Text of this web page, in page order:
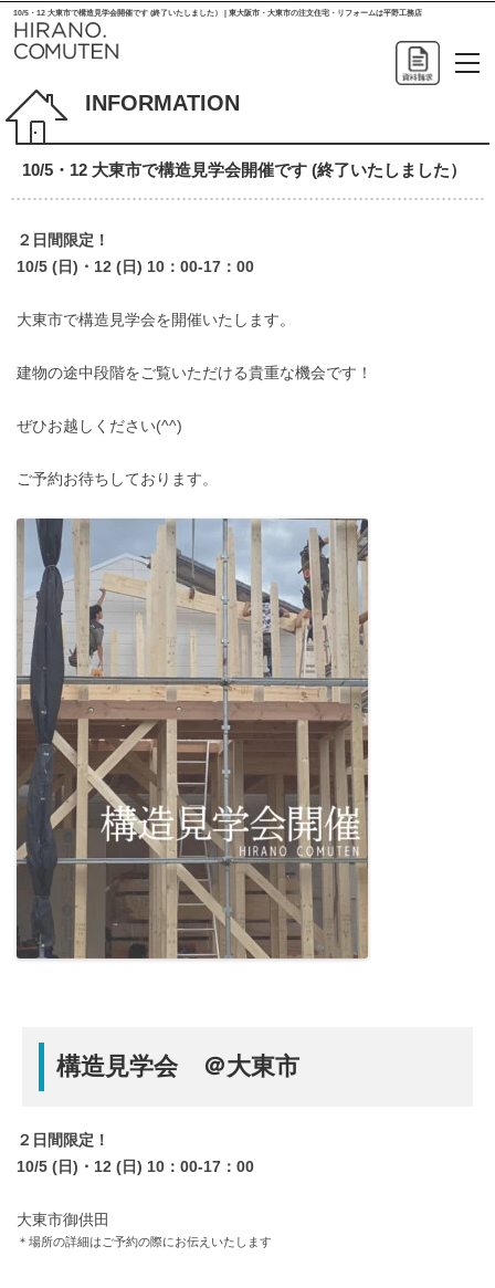
10/5・12 大東市で構造見学会開催です (終了いたしました） | 東大阪市・大東市の注文住宅・リフォームは平野工務店
INFORMATION
10/5・12 大東市で構造見学会開催です (終了いたしました）
２日間限定！
10/5 (日)・12 (日) 10：00-17：00
大東市で構造見学会を開催いたします。
建物の途中段階をご覧いただける貴重な機会です！
ぜひお越しください(^^)
ご予約お待ちしております。
構造見学会 ＠大東市
２日間限定！
10/5 (日)・12 (日) 10：00-17：00
大東市御供田
＊場所の詳細はご予約の際にお伝えいたします